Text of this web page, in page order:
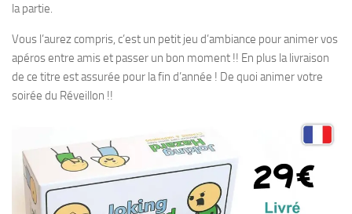
la partie.
Vous l’aurez compris, c’est un petit jeu d’ambiance pour animer vos
apéros entre amis et passer un bon moment !! En plus la livraison
de ce titre est assurée pour la fin d’année ! De quoi animer votre
soirée du Réveillon !!